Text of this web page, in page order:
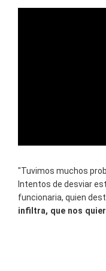
"Tuvimos muchos
Intentos de desviar
funcionaria, quien
infiltra, que nos